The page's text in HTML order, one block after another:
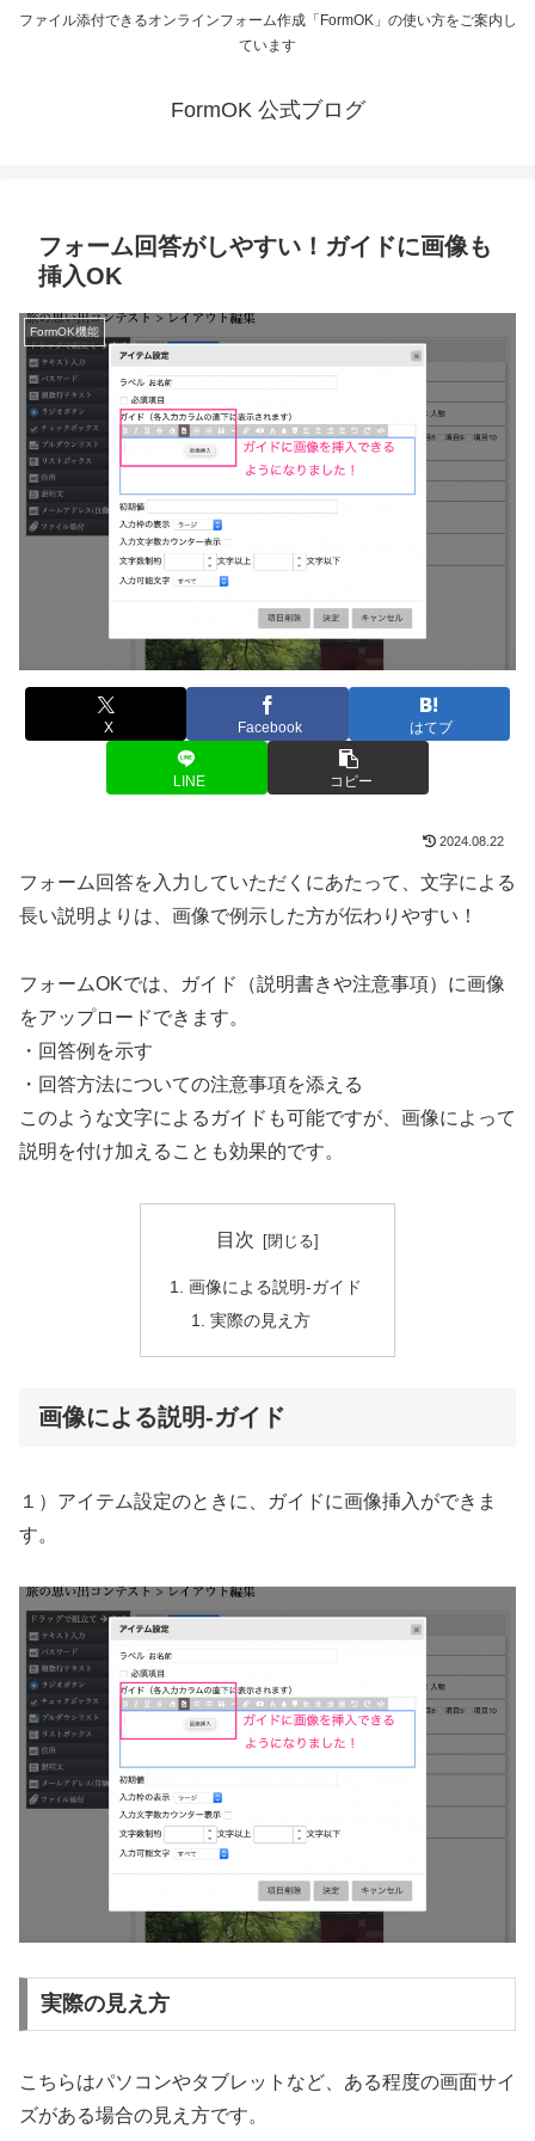
ファイル添付できるオンラインフォーム作成「FormOK」の使い方をご案内し
ています
FormOK 公式ブログ
フォーム回答がしやすい！ガイドに画像も
挿入OK
FormOK機能
X Facebook はてブ
LINE コピー
2024.08.22
フォーム回答を入力していただくにあたって、文字による
長い説明よりは、画像で例示した方が伝わりやすい！
フォームOKでは、ガイド（説明書きや注意事項）に画像
をアップロードできます。
・回答例を示す
・回答方法についての注意事項を添える
このような文字によるガイドも可能ですが、画像によって
説明を付け加えることも効果的です。
目次
画像による説明-ガイド
実際の見え方
画像による説明-ガイド
１）アイテム設定のときに、ガイドに画像挿入ができま
す。
実際の見え方
こちらはパソコンやタブレットなど、ある程度の画面サイ
ズがある場合の見え方です。